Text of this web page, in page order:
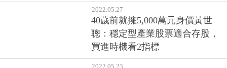
2022.05.27
40歲前就擁5,000萬元身價黃世
聰：穩定型產業股票適合存股，
買進時機看2指標
2022.05.23